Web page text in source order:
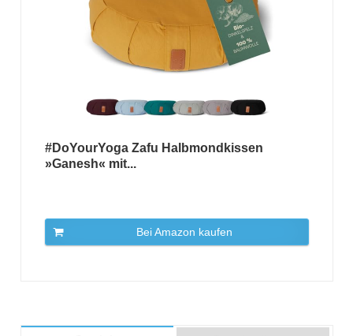
#DoYourYoga Zafu Halbmondkissen
»Ganesh« mit...
Bei Amazon kaufen